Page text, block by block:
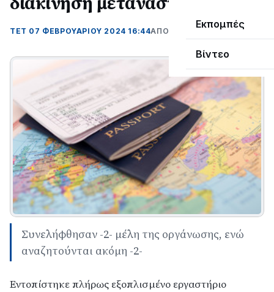
Εκπομπές
Βίντεο
ΤΕΤ 07 ΦΕΒΡΟΥΑΡΊΟΥ 2024 16:44ΑΠΌ ΜΑΝΤΩ ΚΑΠΕΝΤΖΩΝΗ
Συνελήφθησαν -2- μέλη της οργάνωσης, ενώ
αναζητούνται ακόμη -2-
Εντοπίστηκε πλήρως εξοπλισμένο εργαστήριο